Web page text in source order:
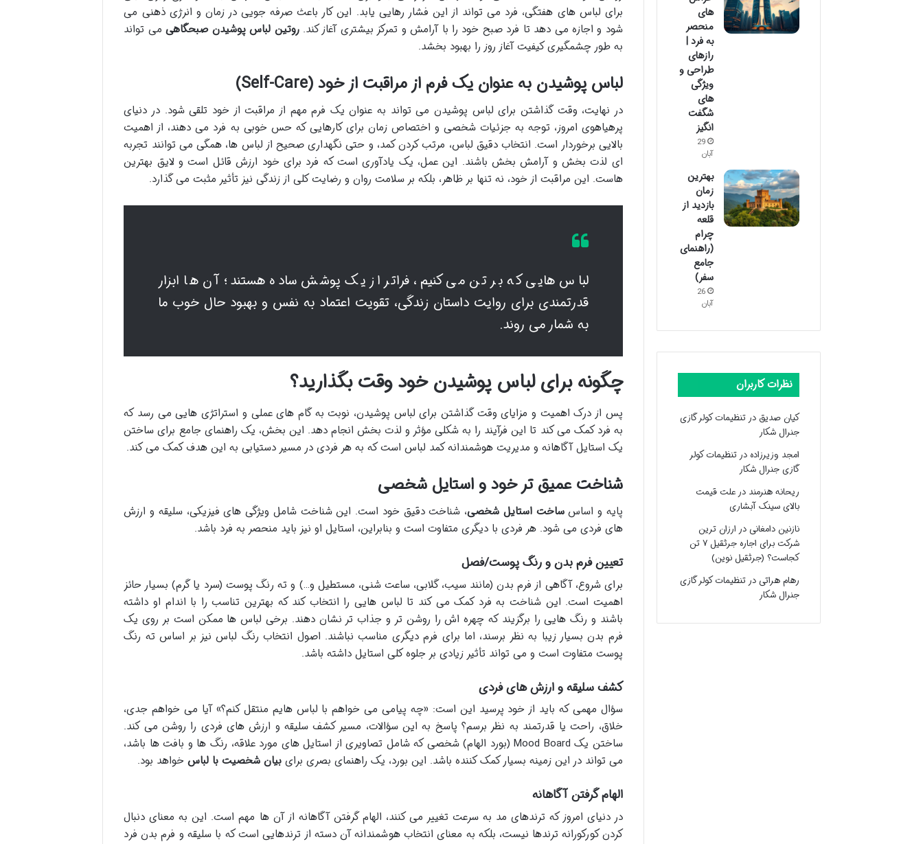
برای لباس های هفتگی، فرد می تواند از این فشار رهایی یابد. این کار باعث صرفه جویی در زمان و انرژی ذهنی می
شود و اجازه می دهد تا فرد صبح خود را با آرامش و تمرکز بیشتری آغاز کند.روتین لباس پوشیدن صبحگاهیمی تواند
به طور چشمگیری کیفیت آغاز روز را بهبود بخشد.
لباس پوشیدن به عنوان یک فرم از مراقبت از خود (Self-Care)
در نهایت، وقت گذاشتن برای لباس پوشیدن می تواند به عنوان یک فرم مهم از مراقبت از خود تلقی شود. در دنیای
پرهیاهوی امروز، توجه به جزئیات شخصی و اختصاص زمان برای کارهایی که حس خوبی به فرد می دهند، از اهمیت
بالایی برخوردار است. انتخاب دقیق لباس، مرتب کردن کمد، و حتی نگهداری صحیح از لباس ها، همگی می توانند تجربه
ای لذت بخش و آرامش بخش باشند. این عمل، یک یادآوری است که فرد برای خود ارزش قائل است و لایق بهترین
هاست. این مراقبت از خود، نه تنها بر ظاهر، بلکه بر سلامت روان و رضایت کلی از زندگی نیز تأثیر مثبت می گذارد.
لباس هایی که بر تن می کنیم، فراتر از یک پوشش ساده هستند؛ آن ها ابزار
قدرتمندی برای روایت داستان زندگی، تقویت اعتماد به نفس و بهبود حال خوب ما
به شمار می روند.
چگونه برای لباس پوشیدن خود وقت بگذارید؟
پس از درک اهمیت و مزایای وقت گذاشتن برای لباس پوشیدن، نوبت به گام های عملی و استراتژی هایی می رسد که
به فرد کمک می کند تا این فرآیند را به شکلی مؤثر و لذت بخش انجام دهد. این بخش، یک راهنمای جامع برای ساختن
یک استایل آگاهانه و مدیریت هوشمندانه کمد لباس است که به هر فردی در مسیر دستیابی به این هدف کمک می کند.
شناخت عمیق تر خود و استایل شخصی
پایه و اساسساخت استایل شخصی، شناخت دقیق خود است. این شناخت شامل ویژگی های فیزیکی، سلیقه و ارزش
های فردی می شود. هر فردی با دیگری متفاوت است و بنابراین، استایل او نیز باید منحصر به فرد باشد.
تعیین فرم بدن و رنگ پوست/فصل
برای شروع، آگاهی از فرم بدن (مانند سیب، گلابی، ساعت شنی، مستطیل و…) و ته رنگ پوست (سرد یا گرم) بسیار حائز
اهمیت است. این شناخت به فرد کمک می کند تا لباس هایی را انتخاب کند که بهترین تناسب را با اندام او داشته
باشند و رنگ هایی را برگزیند که چهره اش را روشن تر و جذاب تر نشان دهند. برخی لباس ها ممکن است بر روی یک
فرم بدن بسیار زیبا به نظر برسند، اما برای فرم دیگری مناسب نباشند. اصول انتخاب رنگ لباس نیز بر اساس ته رنگ
پوست متفاوت است و می تواند تأثیر زیادی بر جلوه کلی استایل داشته باشد.
کشف سلیقه و ارزش های فردی
سؤال مهمی که باید از خود پرسید این است: «چه پیامی می خواهم با لباس هایم منتقل کنم؟» آیا می خواهم جدی،
خلاق، راحت یا قدرتمند به نظر برسم؟ پاسخ به این سؤالات، مسیر کشف سلیقه و ارزش های فردی را روشن می کند.
ساختن یک Mood Board (بورد الهام) شخصی که شامل تصاویری از استایل های مورد علاقه، رنگ ها و بافت ها باشد،
می تواند در این زمینه بسیار کمک کننده باشد. این بورد، یک راهنمای بصری برایبیان شخصیت با لباس خواهد بود.
الهام گرفتن آگاهانه
در دنیای امروز که ترندهای مد به سرعت تغییر می کنند، الهام گرفتن آگاهانه از آن ها مهم است. این به معنای دنبال
کردن کورکورانه ترندها نیست، بلکه به معنای انتخاب هوشمندانه آن دسته از ترندهایی است که با سلیقه و فرم بدن فرد
های
منحصر
به فرد |
رازهای
طراحی و
ویژگی
های
شگفت
انگیز
29
آبان
بهترین
زمان
بازدید از
قلعه
چرام
(راهنمای
جامع
سفر)
26
آبان
نظرات کاربران
کیان صدیق درتنظیمات کولر گازی
جنرال شکار
امجد وزیرزاده درتنظیمات کولر
گازی جنرال شکار
ریحانه هنرمند درعلت قیمت
بالای سینک آبشاری
نازنین دامغانیدر ارزان ترین
شرکت برای اجاره جرثقیل ۷ تن
کجاست؟ (جرثقیل نوین)
رهام هراتیدرتنظیمات کولر گازی
جنرال شکار